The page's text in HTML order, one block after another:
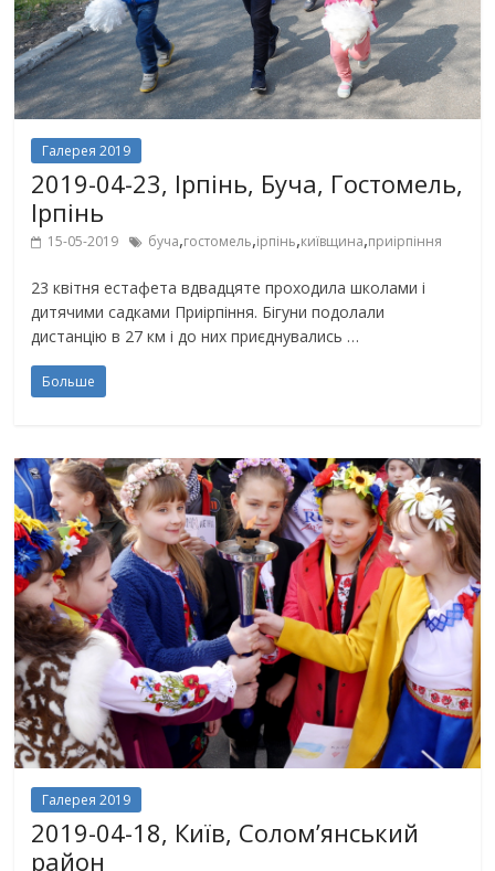
Галерея 2019
2019-04-23, Ірпінь, Буча, Гостомель,
Ірпінь
15-05-2019 буча,гостомель,ірпінь,київщина,приірпіння
23 квітня естафета вдвадцяте проходила школами і
дитячими садками Приірпіння. Бігуни подолали
дистанцію в 27 км і до них приєднувались …
Больше
Галерея 2019
2019-04-18, Київ, Солом’янський
район